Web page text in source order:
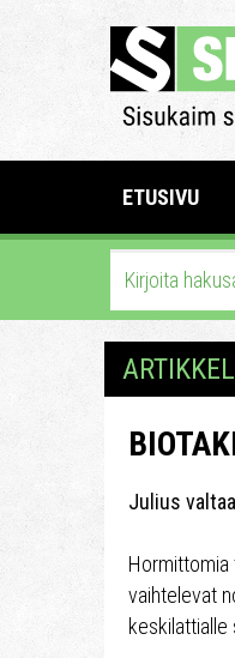
ETUSIVU
Julius
Hormittomia
vaihtelevat
keskilattialle